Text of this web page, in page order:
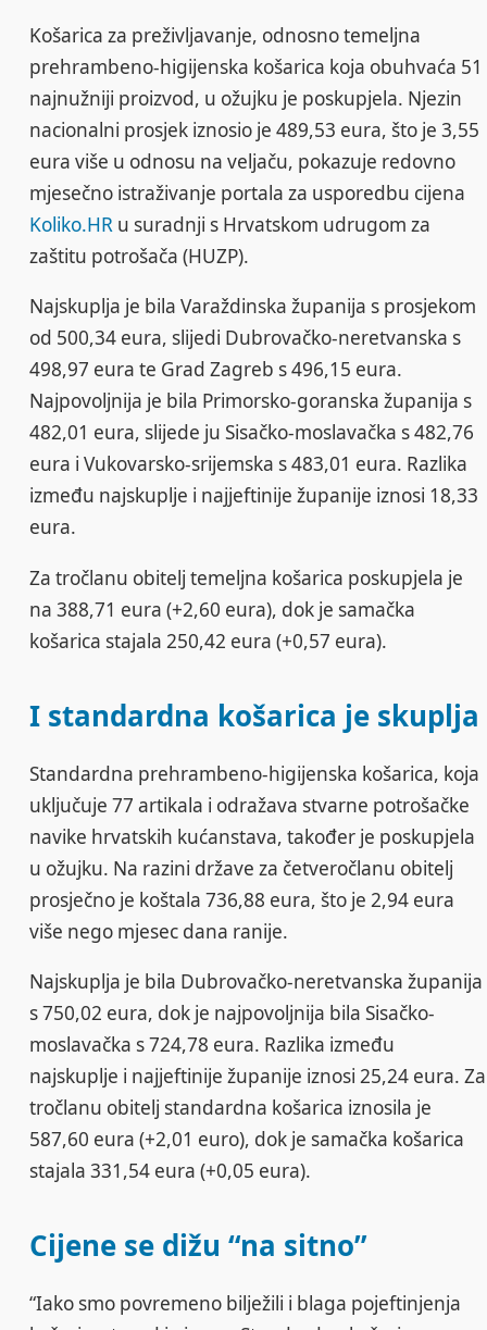
Košarica za preživljavanje, odnosno temeljna
prehrambeno-higijenska košarica koja obuhvaća 51
najnužniji proizvod, u ožujku je poskupjela. Njezin
nacionalni prosjek iznosio je 489,53 eura, što je 3,55
eura više u odnosu na veljaču, pokazuje redovno
mjesečno istraživanje portala za usporedbu cijena
Koliko.HR u suradnji s Hrvatskom udrugom za
zaštitu potrošača (HUZP).
Najskuplja je bila Varaždinska županija s prosjekom
od 500,34 eura, slijedi Dubrovačko-neretvanska s
498,97 eura te Grad Zagreb s 496,15 eura.
Najpovoljnija je bila Primorsko-goranska županija s
482,01 eura, slijede ju Sisačko-moslavačka s 482,76
eura i Vukovarsko-srijemska s 483,01 eura. Razlika
između najskuplje i najjeftinije županije iznosi 18,33
eura.
Za tročlanu obitelj temeljna košarica poskupjela je
na 388,71 eura (+2,60 eura), dok je samačka
košarica stajala 250,42 eura (+0,57 eura).
I standardna košarica je skuplja
Standardna prehrambeno-higijenska košarica, koja
uključuje 77 artikala i odražava stvarne potrošačke
navike hrvatskih kućanstava, također je poskupjela
u ožujku. Na razini države za četveročlanu obitelj
prosječno je koštala 736,88 eura, što je 2,94 eura
više nego mjesec dana ranije.
Najskuplja je bila Dubrovačko-neretvanska županija
s 750,02 eura, dok je najpovoljnija bila Sisačko-
moslavačka s 724,78 eura. Razlika između
najskuplje i najjeftinije županije iznosi 25,24 eura. Za
tročlanu obitelj standardna košarica iznosila je
587,60 eura (+2,01 euro), dok je samačka košarica
stajala 331,54 eura (+0,05 eura).
Cijene se dižu “na sitno”
“Iako smo povremeno bilježili i blaga pojeftinjenja